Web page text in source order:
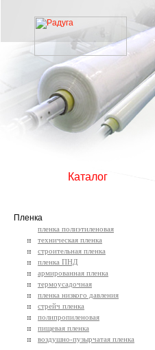
Каталог
Пленка
пленка полиэтиленовая
техническая пленка
строительная пленка
пленка ПНД
армированная пленка
термоусадочная
пленка низкого давления
стрейч пленка
полипропиленовая
пищевая пленка
воздушно-пузырчатая пленка